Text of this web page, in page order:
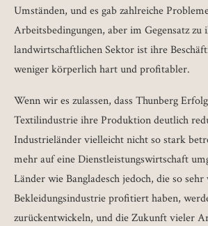
Umständen, und es gab zahlreiche
Arbeitsbedingungen, aber im Gegensatz
landwirtschaftlichen Sektor ist ihre
weniger körperlich hart und profitabler.
Wenn wir es zulassen, dass Thunberg
Textilindustrie ihre Produktion deutlich
Industrieländer vielleicht nicht so stark
mehr auf eine Dienstleistungswirtschaft
Länder wie Bangladesch jedoch, die so
Bekleidungsindustrie profitiert haben,
zurückentwickeln, und die Zukunft vieler